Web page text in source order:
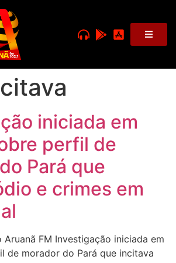
iniciada em
perfil de
Pará que
e crimes em
Aruanã FM Investigação iniciada em
de morador do Pará que incitava